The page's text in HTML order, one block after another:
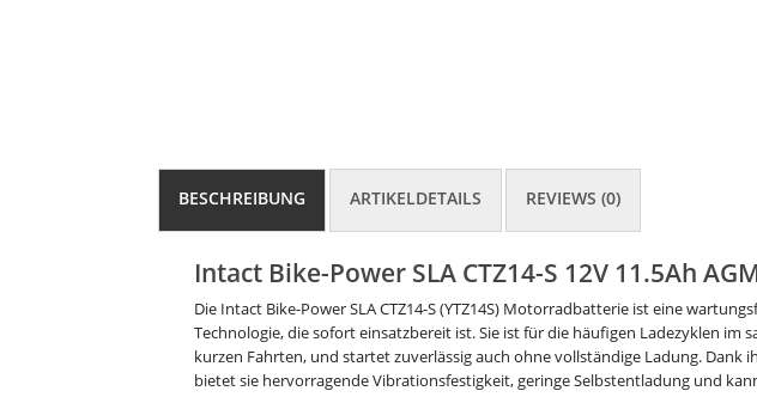
BESCHREIBUNG ARTIKELDETAILS REVIEWS (0)
Intact Bike-Power SLA CTZ14-S 12V 11.5Ah
Die Intact Bike-Power SLA CTZ14-S (YTZ14S) Motorradbatterie ist eine
Technologie, die sofort einsatzbereit ist. Sie ist für die häufigen Ladezyklen im
kurzen Fahrten, und startet zuverlässig auch ohne vollständige Ladung. Dank
bietet sie hervorragende Vibrationsfestigkeit, geringe Selbstentladung und